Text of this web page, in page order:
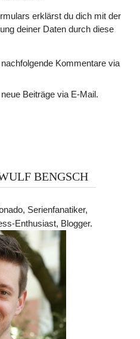
erklärst du dich mit der
deiner Daten durch diese
Kommentare via
Beiträge via E-Mail.
BENGSCH
Serienfanatiker,
Enthusiast, Blogger.